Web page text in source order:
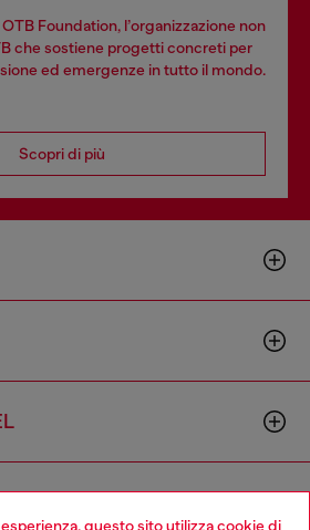
questo sito utilizza cookie di
Foundation, l’organizzazione non
che sostiene progetti concreti per
ed emergenze in tutto il mondo.
Scopri di più